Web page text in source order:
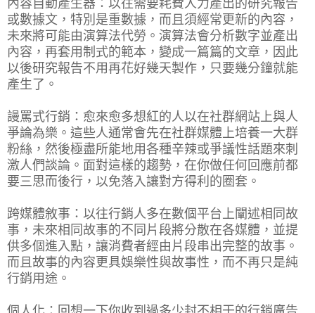
內容自動產生器：以往需要耗費人力產出的研究報告
或數據文，特別是重數據，而且須經常更新的內容，
未來將可能由演算法代勞。演算法會分析數字並產出
內容，再套用制式的範本，變成一篇篇的文章，因此
以後研究報告不用再花好幾天製作，只要幾分鐘就能
產生了。
謾罵式行銷：愈來愈多想紅的人以在社群網站上與人
爭論為樂。這些人通常會先在社群媒體上培養一大群
粉絲，然後極盡所能地用各種辛辣或爭議性話題來刺
激人們談論。面對這樣的趨勢，在你做任何回應前都
要三思而後行，以免落入讓對方得利的圈套。
跨媒體敘事：以往行銷人多在數個平台上闡述相同故
事，未來相同故事的不同片段將分散在各媒體，並提
供多個進入點，讓消費者經由片段串出完整的故事。
而且故事的內容更具娛樂性與故事性，而不再只是純
行銷用途。